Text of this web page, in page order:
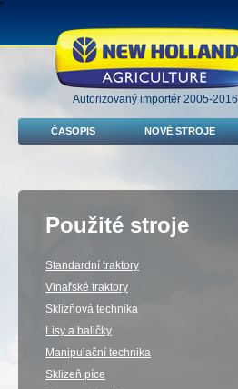
"
Autorizovaný importér 2005-2016
ČASOPIS NOVÉ STROJE
Použité stroje
Standardní traktory
Vinařské traktory
Sklizňová technika
Lisy a baličky
Manipulační technika
Sklizeň píce